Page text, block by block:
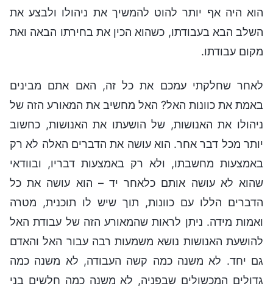
הוא היה אף יותר להוט להמשיך את ניהולו ולבצע את
השלב הבא בעבודתו, כשהוא הכין את בחירתו הבאה ואת
מקום עבודתו.
לאחר שחלקתי עמכם את כל זה, האם אתם מבינים
באמת את כוונות האל? האל מחשיב את המאורע הזה של
ניהולו את האנושות, של הושעתו את האנושות, כחשוב
יותר מכל דבר אחר. הוא עושה את הדברים האלה לא רק
באמצעות מחשבתו, ולא רק באמצעות דבריו, ובוודאי
שהוא לא עושה אותם כלאחר יד – הוא עושה את כל
הדברים הללו עם כוונות, תוך שיש לו תוכנית, מטרה
ואמות מידה. ניתן לראות שהמאורע הזה של עבודת האל
להושעת האנושות נושא משמעות רבה עבור האל והאדם
גם יחד. לא משנה כמה קשה העבודה, לא משנה כמה
גדולים המכשולים שבפניה, לא משנה כמה חלשים בני